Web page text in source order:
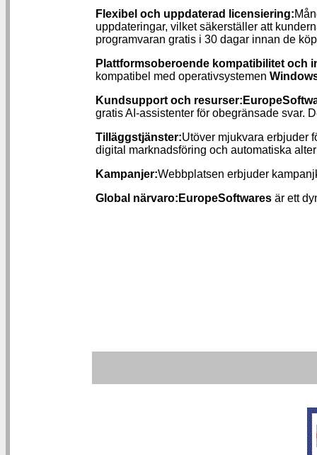
Flexibel och uppdaterad licensiering:
uppdateringar, vilket säkerställer att
programvaran gratis i 30 dagar innan de
Plattformsoberoende kompatibilitet och
kompatibel med operativsystemen
Kundsupport och resurser:
gratis AI-assistenter för obegränsade svar.
Tilläggstjänster:Utöver mjukvara erbjuder
digital marknadsföring och automatiska
Kampanjer:Webbplatsen erbjuder
Global närvaro: EuropeSoftwares är ett